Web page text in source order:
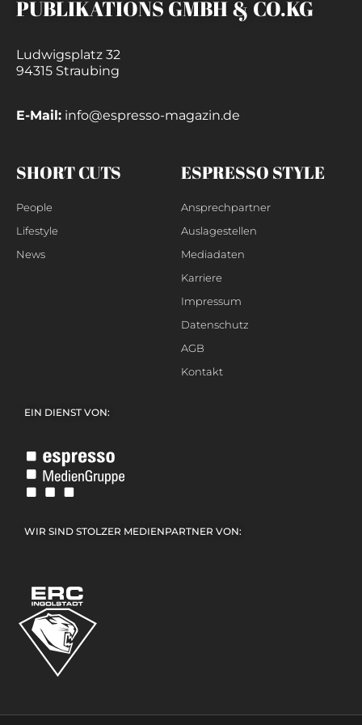
PUBLIKATIONS GMBH & CO.KG
Ludwigsplatz 32
94315 Straubing
E-Mail: info@espresso-magazin.de
SHORT CUTS
People
Lifestyle
News
ESPRESSO STYLE
Ansprechpartner
Auslagestellen
Mediadaten
Karriere
Impressum
Datenschutz
AGB
Kontakt
EIN DIENST VON:
WIR SIND STOLZER MEDIENPARTNER VON: